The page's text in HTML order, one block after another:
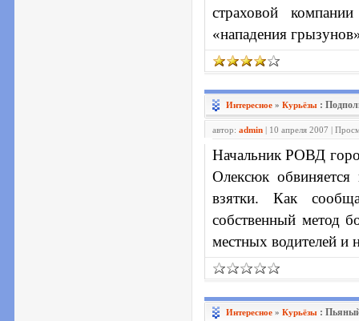
страховой
«нападения
Интересное » Курьёзы :
автор: admin | 10 апреля 2007 |
Начальник РОВД
Олексюк
взятки. Как
собственный метод
местных водителей и
Интересное » Курьёзы :